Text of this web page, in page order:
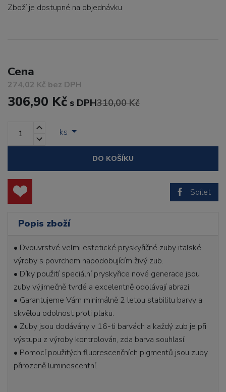
Zboží je dostupné na objednávku
Cena
274,02 Kč bez DPH
306,90 Kč s DPH310,00 Kč
ks
DO KOŠÍKU
Sdílet
Popis zboží
• Dvouvrstvé velmi estetické pryskyřičné zuby italské
výroby s povrchem napodobujícím živý zub.
• Díky použití speciální pryskyřice nové generace jsou
zuby výjimečně tvrdé a excelentně odolávají abrazi.
• Garantujeme Vám minimálně 2 letou stabilitu barvy a
skvělou odolnost proti plaku.
• Zuby jsou dodávány v 16-ti barvách a každý zub je při
výstupu z výroby kontrolován, zda barva souhlasí.
• Pomocí použitých fluorescenčních pigmentů jsou zuby
přirozeně luminescentní.